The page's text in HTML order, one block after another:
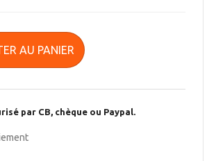
AU PANIER
par CB, chèque ou Paypal.